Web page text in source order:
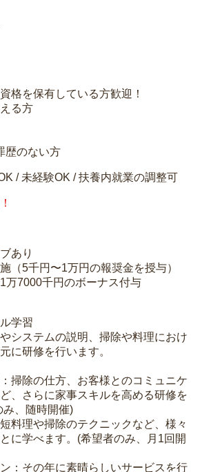
格を保有している方歓迎！
る方
歴のない方
/ 未経験OK / 扶養内就業の調整可
あり
（5千円〜1万円の報奨金を授与）
万7000千円のボーナス付与
学習
システムの説明、掃除や料理におけ
に研修を行います。
掃除の仕方、お客様とのコミュニケ
、さらに家事スキルを高める研修を
み、随時開催)
料理や掃除のテクニックなど、様々
に学べます。(希望者のみ、月1回開
：その年に素晴らしいサービスを行